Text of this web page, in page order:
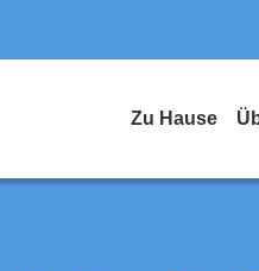
Zu Hause